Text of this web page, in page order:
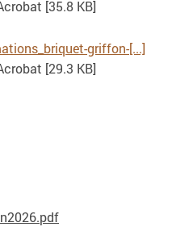
[35.8 KB]
griffon-[...]
[29.3 KB]